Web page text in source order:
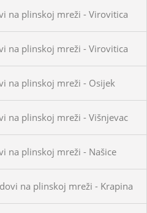
na plinskoj mreži - Virovitica
na plinskoj mreži - Virovitica
na plinskoj mreži - Osijek
na plinskoj mreži - Višnjevac
na plinskoj mreži - Našice
na plinskoj mreži - Krapina